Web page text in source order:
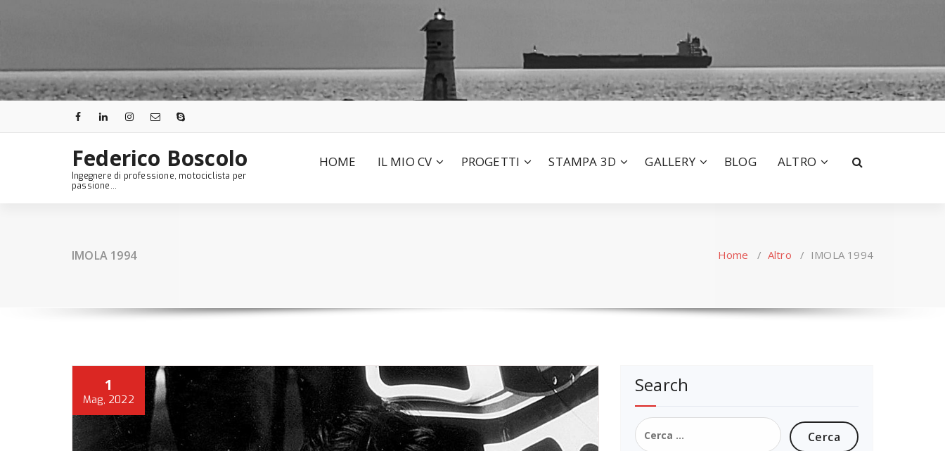
Federico Boscolo
Ingegnere di professione, motociclista per
passione...
HOME IL MIO CV PROGETTI STAMPA 3D GALLERY BLOG ALTRO
IMOLA 1994 Home / Altro / IMOLA 1994
1
Mag, 2022
Search
Ricerca
per: